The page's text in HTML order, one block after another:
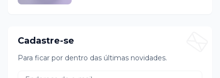
Cadastre-se
Para ficar por dentro das últimas novidades.